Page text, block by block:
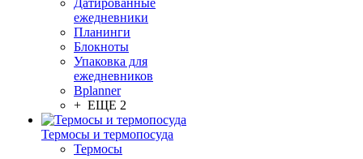
Датированные
ежедневники
Планинги
Блокноты
Упаковка для
ежедневников
Bplanner
+ ЕЩЕ 2
Термосы и термопосуда
Термосы